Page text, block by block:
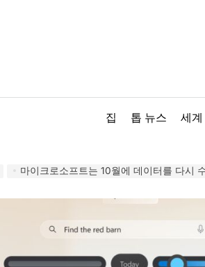
집
톱 뉴스 세계
마이크로소프트는 10월에 데이터를 다시 수집하기 위